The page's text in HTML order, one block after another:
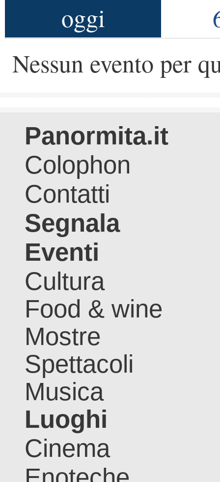
oggi
Nessun evento per
Panormita.it
Colophon
Contatti
Segnala
Eventi
Cultura
Food & wine
Mostre
Spettacoli
Musica
Luoghi
Cinema